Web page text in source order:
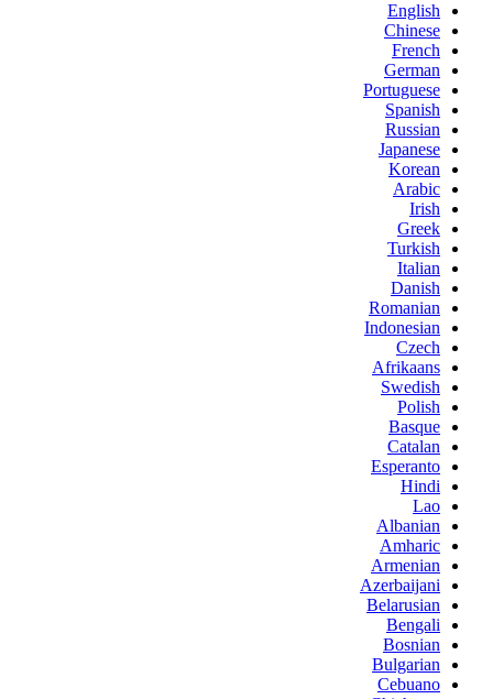
English
Chinese
French
German
Portuguese
Spanish
Russian
Japanese
Korean
Arabic
Irish
Greek
Turkish
Italian
Danish
Romanian
Indonesian
Czech
Afrikaans
Swedish
Polish
Basque
Catalan
Esperanto
Hindi
Lao
Albanian
Amharic
Armenian
Azerbaijani
Belarusian
Bengali
Bosnian
Bulgarian
Cebuano